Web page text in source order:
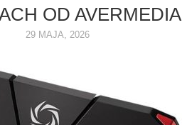
OD AVERMEDIA
29 MAJA, 2026